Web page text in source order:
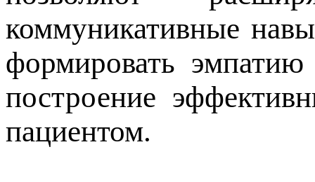
коммуникативные
формировать
построение
пациентом.